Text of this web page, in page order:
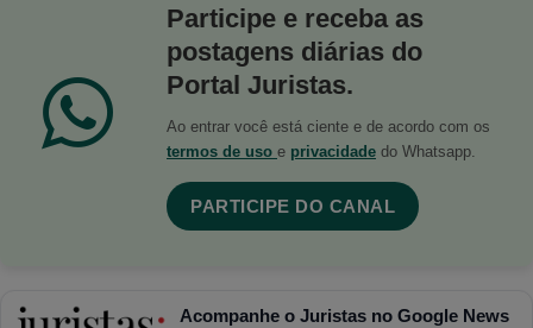
Participe e receba as
postagens diárias do
Portal Juristas.
Ao entrar você está ciente e de acordo com os
termos de uso e privacidade do Whatsapp.
PARTICIPE DO CANAL
Acompanhe o Juristas no Google News